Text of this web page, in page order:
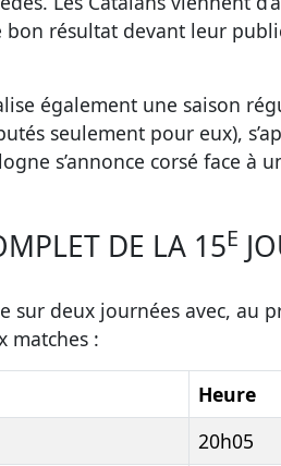
bon résultat devant leur
également une saison
seulement pour eux),
s’annonce corsé face
DE LA 15E
sur deux journées avec, au
matches :
Heure
20h05